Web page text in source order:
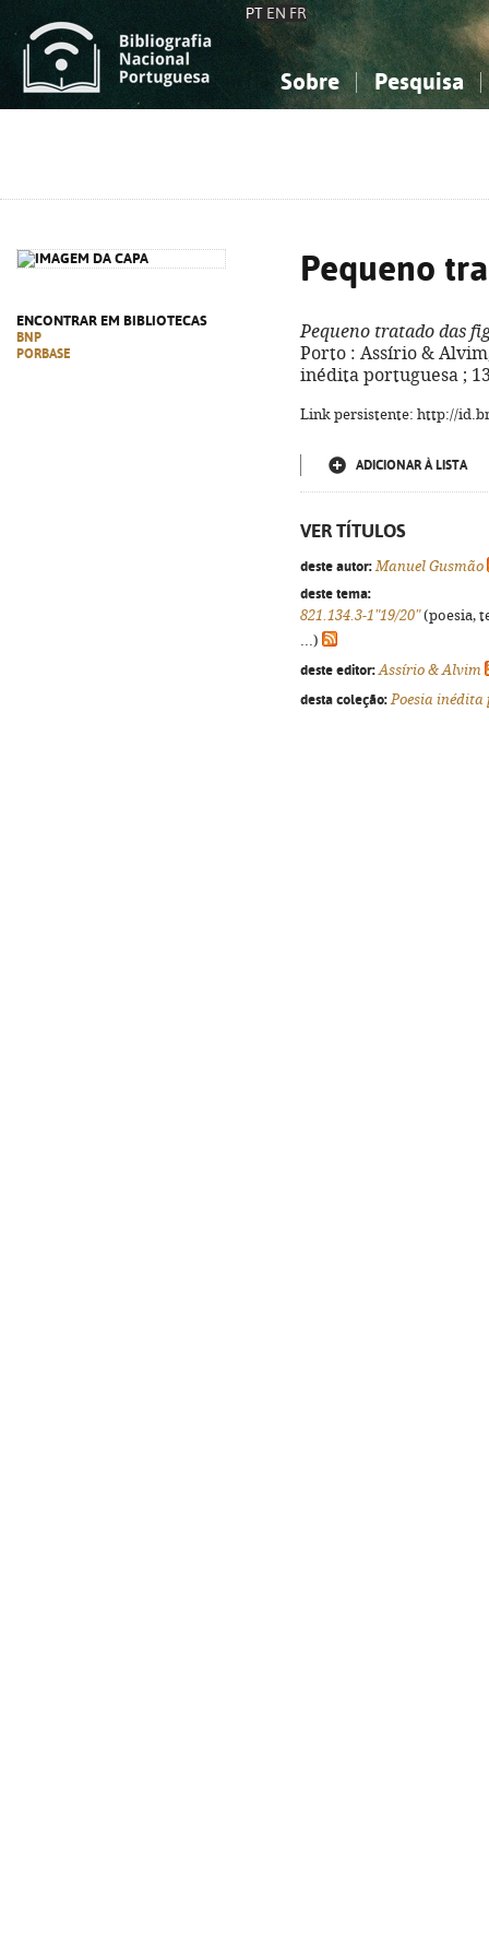
PT EN FR
Sobre Pesquisa
ENCONTRAR EM BIBLIOTECAS
BNP
PORBASE
Pequeno
Pequeno tratado das
Porto : Assírio &
inédita portuguesa ;
Link persistente: http://
ADICIONAR À LISTA
VER TÍTULOS
deste autor: Manuel Gusmão
deste tema:
821.134.3-1"19/20"(poesia,
...)
deste editor: Assírio & Alvim
desta coleção: Poesia inédita